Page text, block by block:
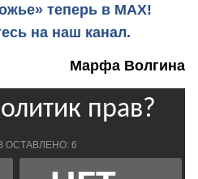
теперь в MAX!
на наш канал.
Марфа Волгина